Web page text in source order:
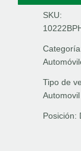
SKU:
Tipo de
Automovil
Posición: